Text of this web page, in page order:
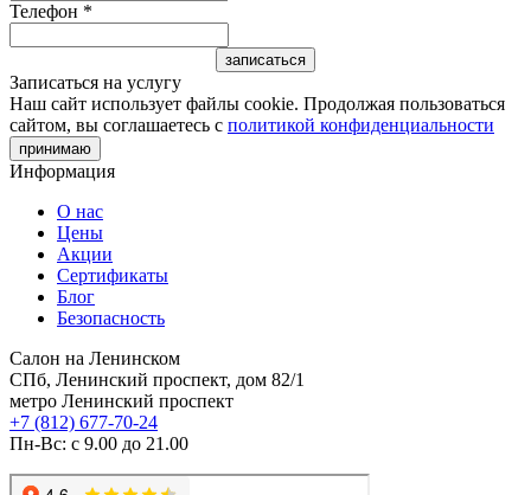
Телефон *
Записаться на услугу
Наш сайт использует файлы cookie. Продолжая пользоваться
сайтом, вы соглашаетесь с политикой конфиденциальности
принимаю
Информация
О нас
Цены
Акции
Сертификаты
Блог
Безопасность
Салон на Ленинском
СПб, Ленинский проспект, дом 82/1
метро Ленинский проспект
+7 (812) 677-70-24
Пн-Вс: с 9.00 до 21.00